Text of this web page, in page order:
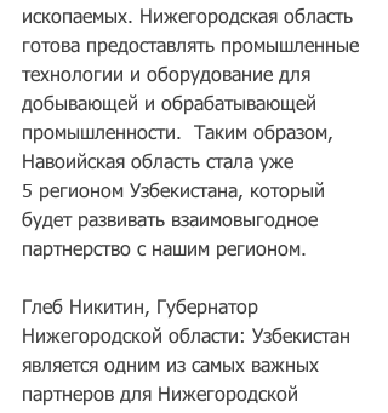
ископаемых. Нижегородская область
готова предоставлять промышленные
технологии и оборудование для
добывающей и обрабатывающей
промышленности.  Таким образом,
Навоийская область стала уже
5 регионом Узбекистана, который
будет развивать взаимовыгодное
партнерство с нашим регионом.
Глеб Никитин, Губернатор
Нижегородской области: Узбекистан
является одним из самых важных
партнеров для Нижегородской